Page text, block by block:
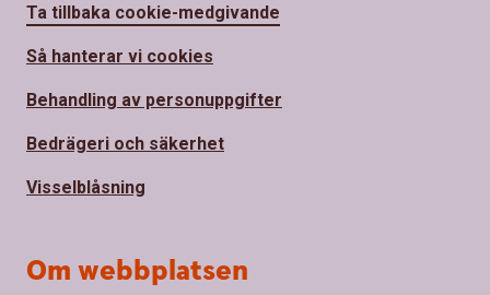
Ta tillbaka cookie-medgivande
Så hanterar vi cookies
Behandling av personuppgifter
Bedrägeri och säkerhet
Visselblåsning
Om webbplatsen